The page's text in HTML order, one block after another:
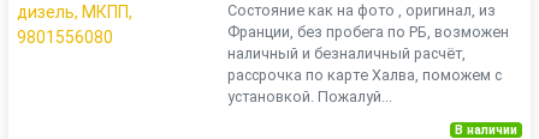
Состояние как на фото , оригинал, из
Франции, без пробега по РБ, возможен
наличный и безналичный расчёт,
рассрочка по карте Халва, поможем с
установкой. Пожалуй...
В наличии